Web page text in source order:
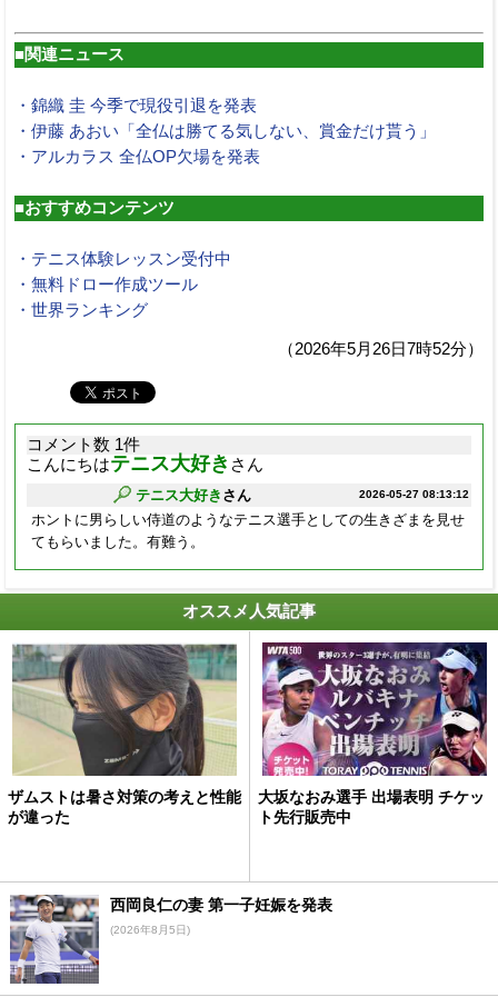
■関連ニュース
・錦織 圭 今季で現役引退を発表
・伊藤 あおい「全仏は勝てる気しない、賞金だけ貰う」
・アルカラス 全仏OP欠場を発表
■おすすめコンテンツ
・テニス体験レッスン受付中
・無料ドロー作成ツール
・世界ランキング
（2026年5月26日7時52分）
コメント数 1件
こんにちはテニス大好き さん
2026-05-27 08:13:12
テニス大好き さん
ホントに男らしい侍道のようなテニス選手としての生きざまを見せ
てもらいました。有難う。
オススメ人気記事
ザムストは暑さ対策の考えと性能
が違った
大坂なおみ選手 出場表明 チケッ
ト先行販売中
西岡良仁の妻 第一子妊娠を発表
(2026年8月5日)